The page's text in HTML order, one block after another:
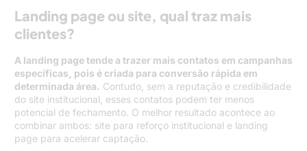
Landing page ou site, qual traz mais
clientes?
A landing page tende a trazer mais contatos em campanhas
específicas, pois é criada para conversão rápida em
determinada área. Contudo, sem a reputação e credibilidade
do site institucional, esses contatos podem ter menos
potencial de fechamento. O melhor resultado acontece ao
combinar ambos: site para reforço institucional e landing
page para acelerar captação.